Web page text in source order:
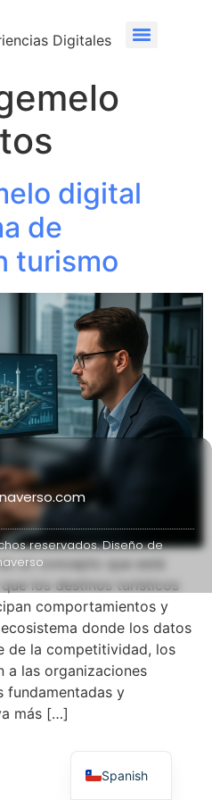
Digitales
digital
de
turismo
un concepto que está
los destinos turísticos
comportamientos y
donde los datos
de la competitividad, los
a las organizaciones
fundamentadas y
más […]
reservados. Diseño de
Spanish